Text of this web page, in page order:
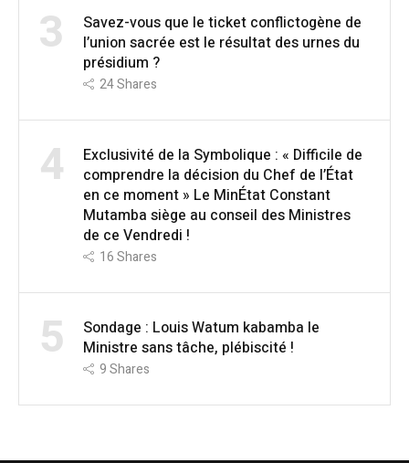
3
Savez-vous que le ticket conflictogène de
l’union sacrée est le résultat des urnes du
présidium ?
24Shares
4
Exclusivité de la Symbolique : « Difficile de
comprendre la décision du Chef de l’État
en ce moment » Le MinÉtat Constant
Mutamba siège au conseil des Ministres
de ce Vendredi !
16Shares
5
Sondage : Louis Watum kabamba le
Ministre sans tâche, plébiscité !
9Shares